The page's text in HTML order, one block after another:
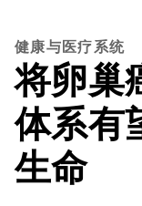
健康与医疗系统
将卵巢
体系有
生命